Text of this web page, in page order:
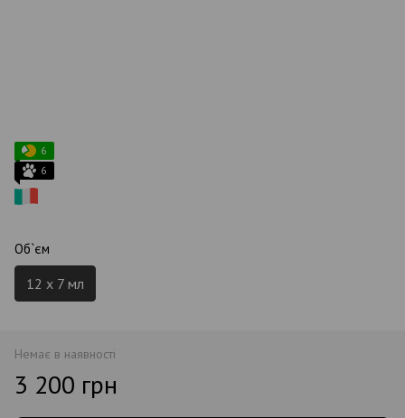
6
6
Об`єм
12 x 7 мл
Немає в наявності
3 200 грн